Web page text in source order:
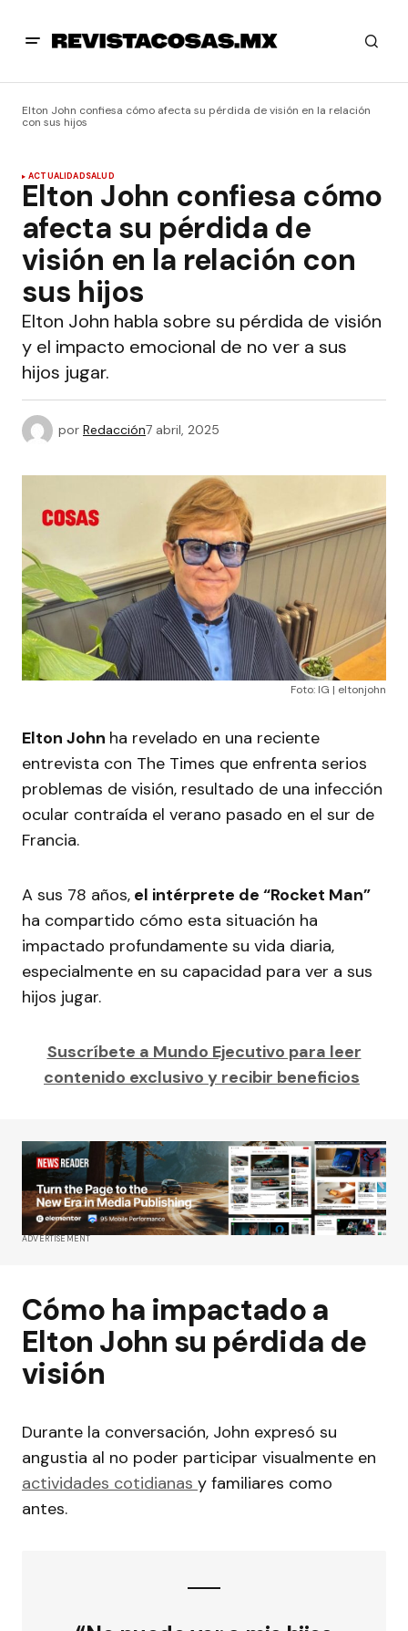
Elton John confiesa cómo afecta su pérdida de visión en la relación
con sus hijos
ACTUALIDADSALUD
Elton John confiesa cómo
afecta su pérdida de
visión en la relación con
sus hijos
Elton John habla sobre su pérdida de visión
y el impacto emocional de no ver a sus
hijos jugar.
por Redacción7 abril, 2025
Foto: IG | eltonjohn
Elton John ha revelado en una reciente
entrevista con The Times que enfrenta serios
problemas de visión, resultado de una infección
ocular contraída el verano pasado en el sur de
Francia.
A sus 78 años, el intérprete de “Rocket Man”
ha compartido cómo esta situación ha
impactado profundamente su vida diaria,
especialmente en su capacidad para ver a sus
hijos jugar.
Suscríbete a Mundo Ejecutivo para leer
contenido exclusivo y recibir beneficios
ADVERTISEMENT
Cómo ha impactado a
Elton John su pérdida de
visión
Durante la conversación, John expresó su
angustia al no poder participar visualmente en
actividades cotidianas y familiares como
antes.